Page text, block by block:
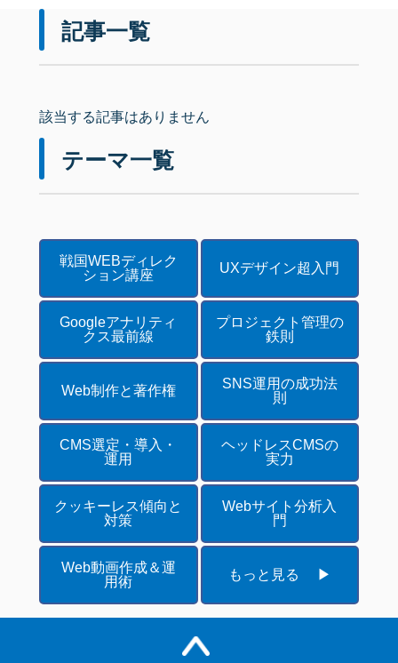
記事一覧
該当する記事はありません
テーマ一覧
戦国WEBディレク
ション講座
UXデザイン超入門
Googleアナリティ
クス最前線
プロジェクト管理の
鉄則
Web制作と著作権
SNS運用の成功法
則
CMS選定・導入・
運用
ヘッドレスCMSの
実力
クッキーレス傾向と
対策
Webサイト分析入
門
Web動画作成＆運
用術
もっと見る ▶